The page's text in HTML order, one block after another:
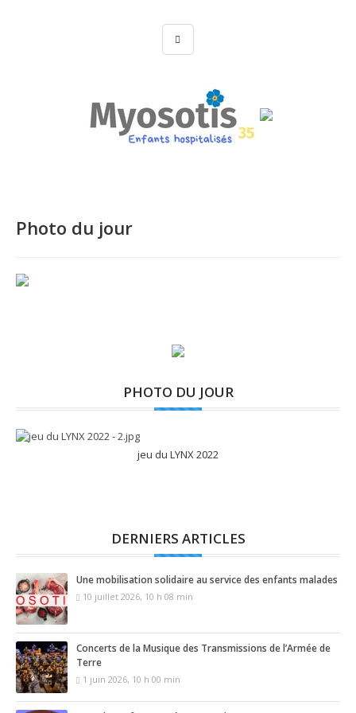
Photo du jour
PHOTO DU JOUR
jeu du LYNX 2022
DERNIERS ARTICLES
Une mobilisation solidaire au service des enfants malades
10 juillet 2026, 10 h 08 min
Concerts de la Musique des Transmissions de l’Armée de
Terre
1 juin 2026, 10 h 00 min